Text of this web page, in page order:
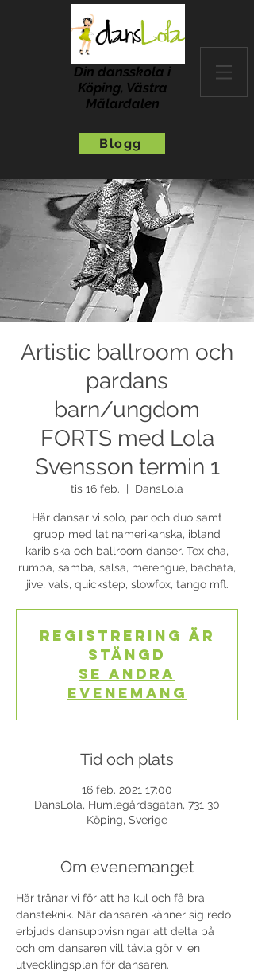
Din dansskola i
Köping, Västra
Mälardalen
Blogg
Artistic ballroom och
pardans
barn/ungdom
FORTS med Lola
Svensson termin 1
tis 16 feb. DansLola
Här dansar vi solo, par och duo samt
grupp med latinamerikanska, ibland
karibiska och ballroom danser. Tex cha,
rumba, samba, salsa, merengue, bachata,
Registrering är
stängd
Se andra
evenemang
Tid och plats
16 feb. 2021 17:00
DansLola, Humlegårdsgatan, 731 30
Köping, Sverige
Om evenemanget
Här tränar vi för att ha kul och få bra
dansteknik. När dansaren känner sig redo
erbjuds dansuppvisningar att delta på
och om dansaren vill tävla gör vi en
utvecklingsplan för dansaren.